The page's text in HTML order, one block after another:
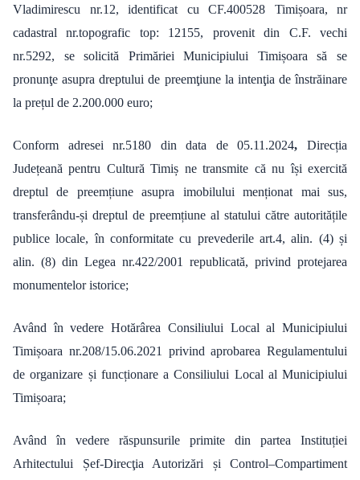
Vladimirescu nr.12, identificat cu CF.400528 Timișoara, nr
cadastral nr.topografic top: 12155, provenit din C.F. vechi
nr.5292, se solicită Primăriei Municipiului Timișoara să se
pronunţe asupra dreptului de preemţiune la intenţia de înstrăinare
la prețul de 2.200.000 euro;
Conform adresei nr.5180 din data de 05.11.2024, Direcția
Județeană pentru Cultură Timiș ne transmite că nu își exercită
dreptul de preemțiune asupra imobilului menționat mai sus,
transferându-și dreptul de preemțiune al statului către autoritățile
publice locale, în conformitate cu prevederile art.4, alin. (4) și
alin. (8) din Legea nr.422/2001 republicată, privind protejarea
monumentelor istorice;
Având în vedere Hotărârea Consiliului Local al Municipiului
Timișoara nr.208/15.06.2021 privind aprobarea Regulamentului
de organizare și funcționare a Consiliului Local al Municipiului
Timișoara;
Având în vedere răspunsurile primite din partea Instituției
Arhitectului Șef-Direcţia Autorizări și Control–Compartiment